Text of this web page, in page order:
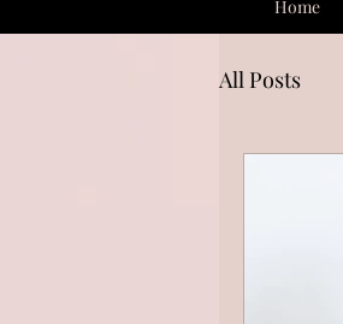
Home
All Posts